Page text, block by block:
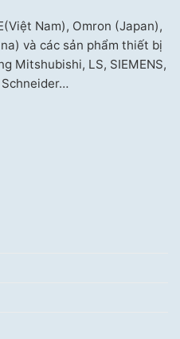
Nam), Omron (Japan),
và các sản phẩm thiết bị
Mitshubishi, LS, SIEMENS,
Schneider…